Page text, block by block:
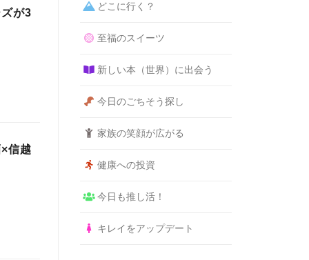
が3
信越
どこに行く？
至福のスイーツ
新しい本（世界）に出会う
今日のごちそう探し
家族の笑顔が広がる
健康への投資
今日も推し活！
キレイをアップデート